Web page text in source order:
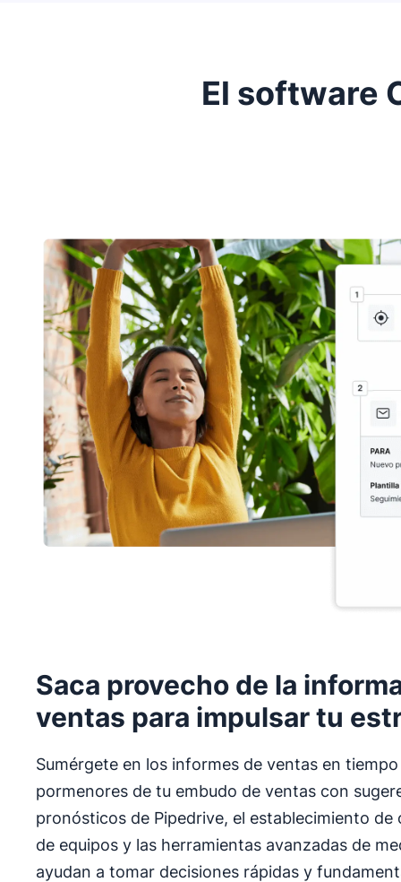
El software
Saca provecho de la
ventas para impulsar tu
Sumérgete en los informes de ventas en
pormenores de tu embudo de ventas con
pronósticos de Pipedrive, el establecimiento de
de equipos y las herramientas avanzadas de
ayudan a tomar decisiones rápidas y